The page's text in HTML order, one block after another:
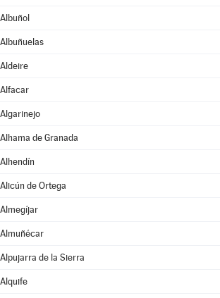
Albuñol
Albuñuelas
Aldeire
Alfacar
Algarinejo
Alhama de Granada
Alhendín
Alicún de Ortega
Almegíjar
Almuñécar
Alpujarra de la Sierra
Alquife